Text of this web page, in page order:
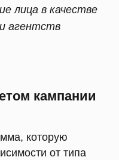
лица в качестве
агентств
кампании
которую
от типа